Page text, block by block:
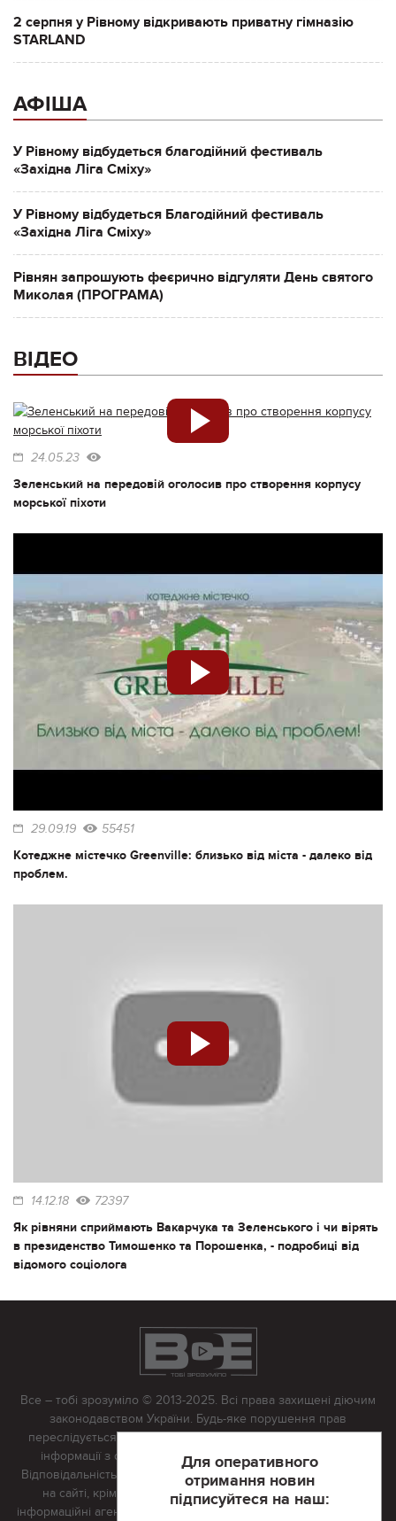
2 серпня у Рівному відкривають приватну гімназію
STARLAND
АФІША
У Рівному відбудеться благодійний фестиваль
«Західна Ліга Сміху»
У Рівному відбудеться Благодійний фестиваль
«Західна Ліга Сміху»
Рівнян запрошують феєрично відгуляти День святого
Миколая (ПРОГРАМА)
ВІДЕО
24.05.23
Зеленський на передовій оголосив про створення корпусу
морської піхоти
29.09.19 55451
Котеджне містечко Greenville: близько від міста - далеко від
проблем.
14.12.18 72397
Як рівняни сприймають Вакарчука та Зеленського і чи вірять
в президенство Тимошенко та Порошенка, - подробиці від
відомого соціолога
Для оперативного
отримання новин
підписуйтеся на наш:
Все – тобі зрозуміло © 2013-2025. Всі права захищені діючим
законодавством України. Будь-яке порушення прав
переслідується в судовому порядку. Будь-яке відтворення
інформації з сайту тільки з письмово дозволу редакції.
Відповідальність за достовірність усіх матеріалів, розміщених
на сайті, крім матеріалів, які містять посилання на інші
інформаційні агентства або інтернет-видання, несе редакційна